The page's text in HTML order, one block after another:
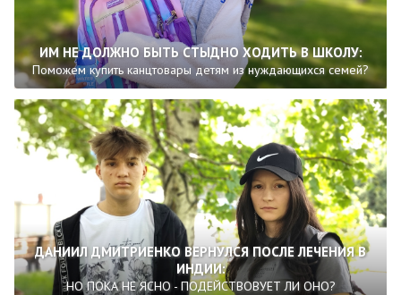
ИМ НЕ ДОЛЖНО БЫТЬ СТЫДНО ХОДИТЬ В ШКОЛУ:
Поможем купить канцтовары детям из нуждающихся семей?
ДАНИИЛ ДМИТРИЕНКО ВЕРНУЛСЯ ПОСЛЕ ЛЕЧЕНИЯ В
ИНДИИ:
​​​​​​​НО ПОКА НЕ ЯСНО - ПОДЕЙСТВОВУЕТ ЛИ ОНО?